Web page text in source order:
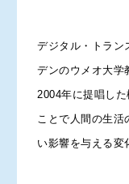
デジタル・トラン
デンのウメオ大学
2004年に提唱し
ことで人間の生活
い影響を与える変